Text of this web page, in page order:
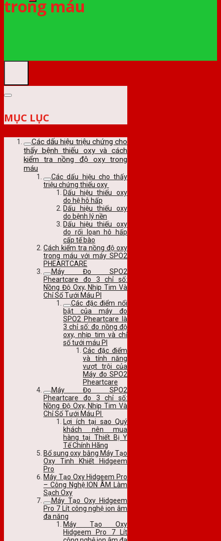
trong máu
MỤC LỤC
Các dấu hiệu triệu chứng cho
thấy bệnh thiếu oxy và cách
kiểm tra nồng độ oxy trong
máu
Các dấu hiệu cho thấy
triệu chứng thiếu oxy
Dấu hiệu thiếu oxy
do hệ hô hấp
Dấu hiệu thiếu oxy
do bệnh lý nền
Dấu hiệu thiếu oxy
do rối loạn hô hấp
cấp tế bào
Cách kiểm tra nồng độ oxy
trong máu với máy SPO2
PHEARTCARE
Máy Đo SPO2
Pheartcare đo 3 chỉ số:
Nồng Độ Oxy, Nhịp Tim Và
Chỉ Số Tưới Máu PI
Các đặc điểm nổi
bật của máy đo
SPO2 Pheartcare là
3 chỉ số: đo nồng độ
oxy, nhịp tim và chỉ
số tưới máu PI
Các đặc điểm
và tính năng
vượt trội của
Máy đo SPO2
Pheartcare
Máy Đo SPO2
Pheartcare đo 3 chỉ số:
Nồng Độ Oxy, Nhịp Tim Và
Chỉ Số Tưới Máu PI
Lợi ích tại sao Quý
khách nên mua
hàng tại Thiết Bị Y
Tế Chính Hãng
Bổ sung oxy bằng Máy Tạo
Oxy Tinh Khiết Hidgeem
Pro
Máy Tạo Oxy Hidgeem Pro
– Công Nghệ ION ÂM Làm
Sạch Oxy
Máy Tạo Oxy Hidgeem
Pro 7 Lít công nghệ ion âm
đa năng
Máy Tạo Oxy
Hidgeem Pro 7 Lít